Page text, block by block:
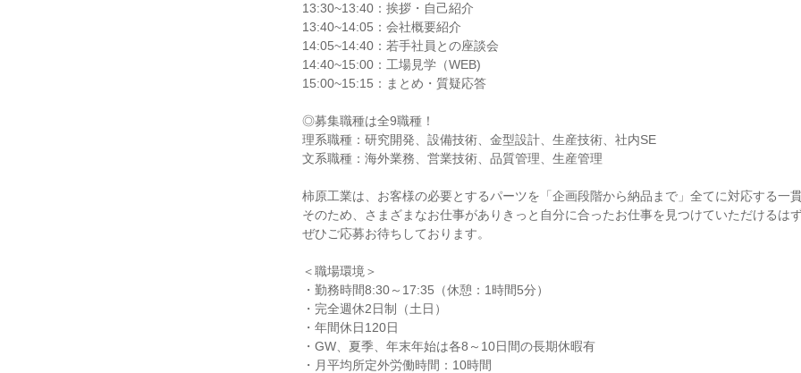
13:30~13:40：挨拶・自己紹介
13:40~14:05：会社概要紹介
14:05~14:40：若手社員との座談会
14:40~15:00：工場見学（WEB)
15:00~15:15：まとめ・質疑応答
◎募集職種は全9職種！
理系職種：研究開発、設備技術、金型設計、生産技術、社内SE
文系職種：海外業務、営業技術、品質管理、生産管理
柿原工業は、お客様の必要とするパーツを「企画段階から納品まで」全てに対応する一貫
そのため、さまざまなお仕事がありきっと自分に合ったお仕事を見つけていただけるはず
ぜひご応募お待ちしております。
＜職場環境＞
・勤務時間8:30～17:35（休憩：1時間5分）
・完全週休2日制（土日）
・年間休日120日
・GW、夏季、年末年始は各8～10日間の長期休暇有
・月平均所定外労働時間：10時間